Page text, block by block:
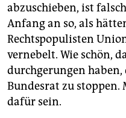
abzuschieben, ist
Anfang an so, als
Rechtspopulisten
vernebelt. Wie schön,
durchgerungen
Bundesrat zu
dafür sein.